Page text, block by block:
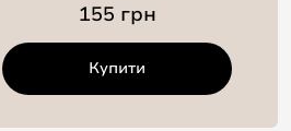
155 грн
Купити